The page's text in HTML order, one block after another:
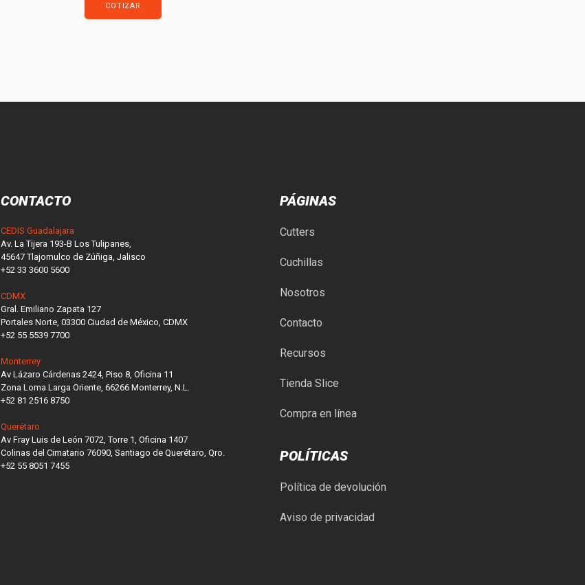
COTIZAR
CONTACTO
CEDIS Guadalajara
Av. La Tijera 193-B Los Tulipanes,
45647 Tlajomulco de Zúñiga, Jalisco
+52 33 3600 5600
CDMX
Gral. Emiliano Zapata 127
Portales Norte, 03300 Ciudad de México, CDMX
+52 55 5539 7700
Monterrey
Av Lázaro Cárdenas 2424, Piso 8, Oficina 11
Zona Loma Larga Oriente, 66266 Monterrey, N.L.
+52 81 2516 8750
Querétaro
Av Fray Luis de León 7072, Torre 1, Oficina 1407
Colinas del Cimatario 76090, Santiago de Querétaro, Qro.
+52 55 8051 7455
PÁGINAS
Cutters
Cuchillas
Nosotros
Contacto
Recursos
Tienda Slice
Compra en línea
POLÍTICAS
Política de devolución
Aviso de privacidad